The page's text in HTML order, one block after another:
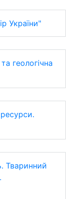
України"
геологічна
ресурси.
Тваринний